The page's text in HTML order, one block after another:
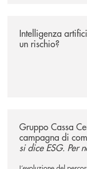
Intelligenza
un rischio?
Gruppo Cassa
campagna di
si dice ESG. Per